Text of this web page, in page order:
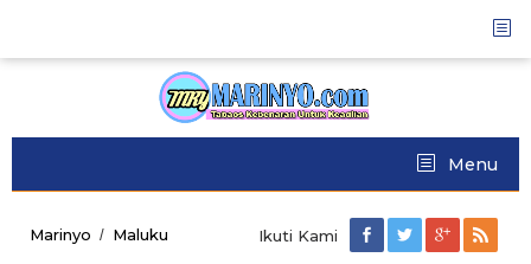
content
Menu
Marinyo / Maluku Ikuti Kami